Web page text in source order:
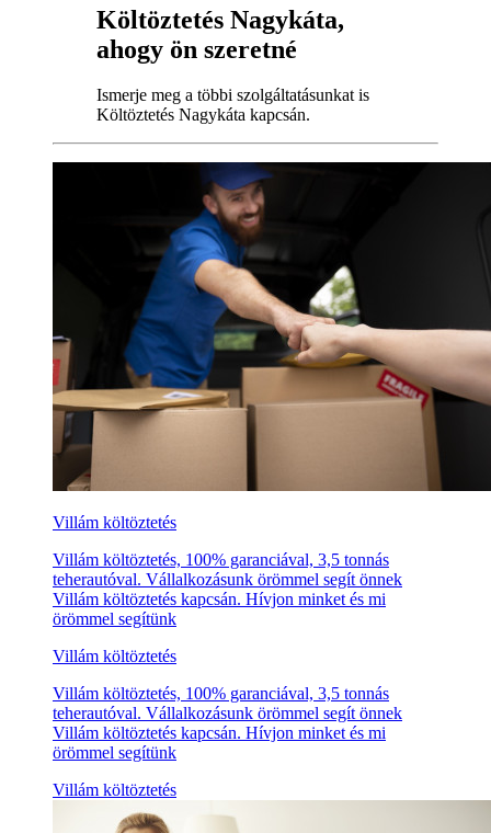
Költöztetés Nagykáta,
ahogy ön szeretné
Ismerje meg a többi szolgáltatásunkat is
Költöztetés Nagykáta kapcsán.
Villám költöztetés
Villám költöztetés, 100% garanciával, 3,5 tonnás
teherautóval. Vállalkozásunk örömmel segít önnek
Villám költöztetés kapcsán. Hívjon minket és mi
örömmel segítünk
Villám költöztetés
Villám költöztetés, 100% garanciával, 3,5 tonnás
teherautóval. Vállalkozásunk örömmel segít önnek
Villám költöztetés kapcsán. Hívjon minket és mi
örömmel segítünk
Villám költöztetés